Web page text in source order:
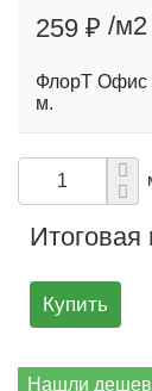
259 ₽ /м2
ФлорТ Офис
м.
Итоговая
Купить